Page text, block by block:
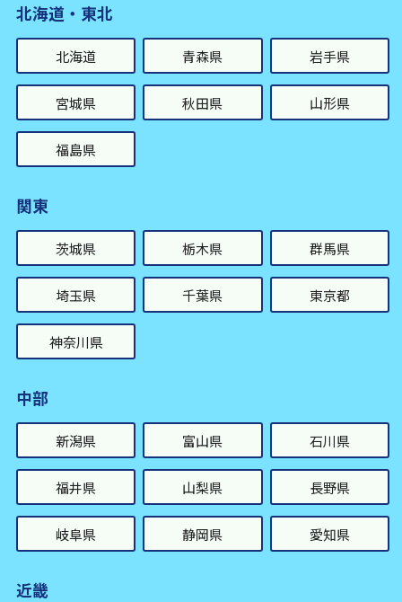
北海道・東北
北海道 青森県 岩手県
宮城県 秋田県 山形県
福島県
関東
茨城県 栃木県 群馬県
埼玉県 千葉県 東京都
神奈川県
中部
新潟県 富山県 石川県
福井県 山梨県 長野県
岐阜県 静岡県 愛知県
近畿